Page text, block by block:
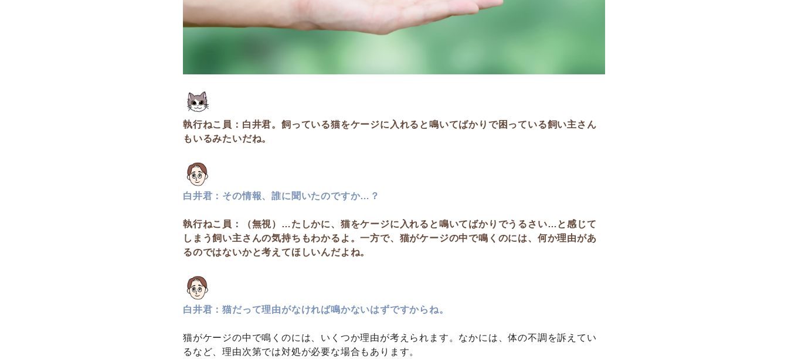
執行ねこ員：白井君。飼っている猫をケージに入れると鳴いてばかりで困っている飼い主さん
もいるみたいだね。
白井君：その情報、誰に聞いたのですか…？
執行ねこ員：（無視）…たしかに、猫をケージに入れると鳴いてばかりでうるさい…と感じて
しまう飼い主さんの気持ちもわかるよ。一方で、猫がケージの中で鳴くのには、何か理由があ
るのではないかと考えてほしいんだよね。
白井君：猫だって理由がなければ鳴かないはずですからね。
猫がケージの中で鳴くのには、いくつか理由が考えられます。なかには、体の不調を訴えてい
るなど、理由次第では対処が必要な場合もあります。